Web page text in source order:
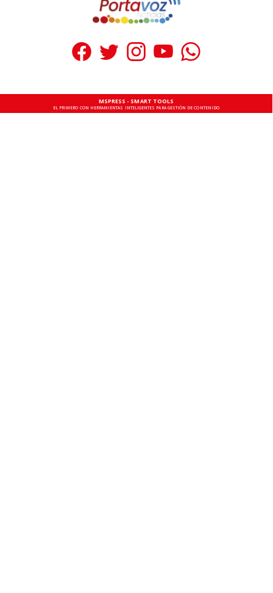
MSPRESS - SMART TOOLS
EL PRIMERO CON HERRAMIENTAS INTELIGENTES PARA GESTIÓN DE CONTENIDO